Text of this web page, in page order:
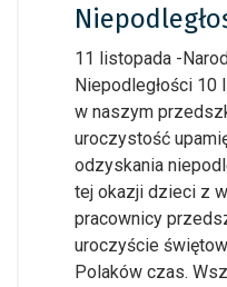
11 listopada -
Niepodległości 10
w naszym
uroczystość
odzyskania
tej okazji dzieci z
pracownicy
uroczyście
Polaków czas.